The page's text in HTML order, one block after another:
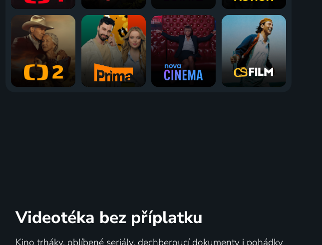
Videotéka bez příplatku